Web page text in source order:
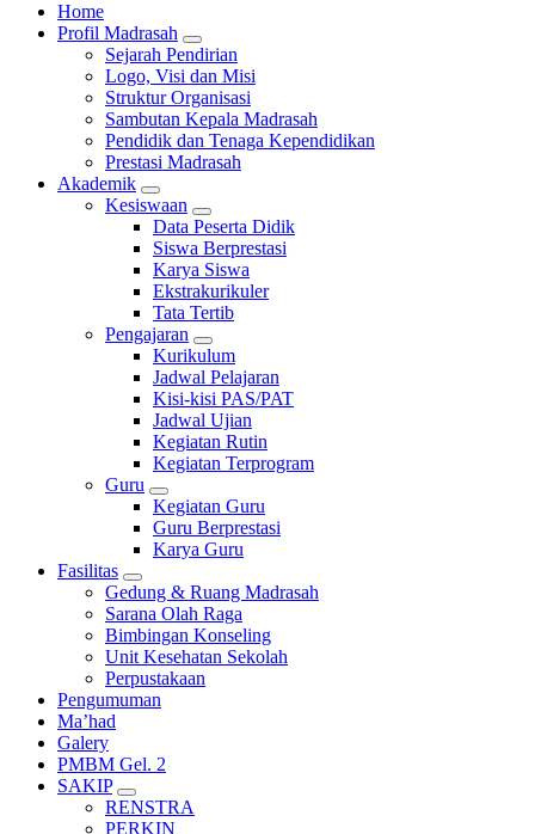
Home
Profil Madrasah
Sejarah Pendirian
Logo, Visi dan Misi
Struktur Organisasi
Sambutan Kepala Madrasah
Pendidik dan Tenaga Kependidikan
Prestasi Madrasah
Akademik
Kesiswaan
Data Peserta Didik
Siswa Berprestasi
Karya Siswa
Ekstrakurikuler
Tata Tertib
Pengajaran
Kurikulum
Jadwal Pelajaran
Kisi-kisi PAS/PAT
Jadwal Ujian
Kegiatan Rutin
Kegiatan Terprogram
Guru
Kegiatan Guru
Guru Berprestasi
Karya Guru
Fasilitas
Gedung & Ruang Madrasah
Sarana Olah Raga
Bimbingan Konseling
Unit Kesehatan Sekolah
Perpustakaan
Pengumuman
Ma’had
Galery
PMBM Gel. 2
SAKIP
RENSTRA
PERKIN